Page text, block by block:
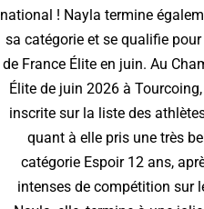
national ! Nayla termine
sa catégorie et se qualifie
de France Élite en juin. Au
Élite de juin 2026 à
inscrite sur la liste des
quant à elle pris une très
catégorie Espoir 12 ans,
intenses de compétition sur